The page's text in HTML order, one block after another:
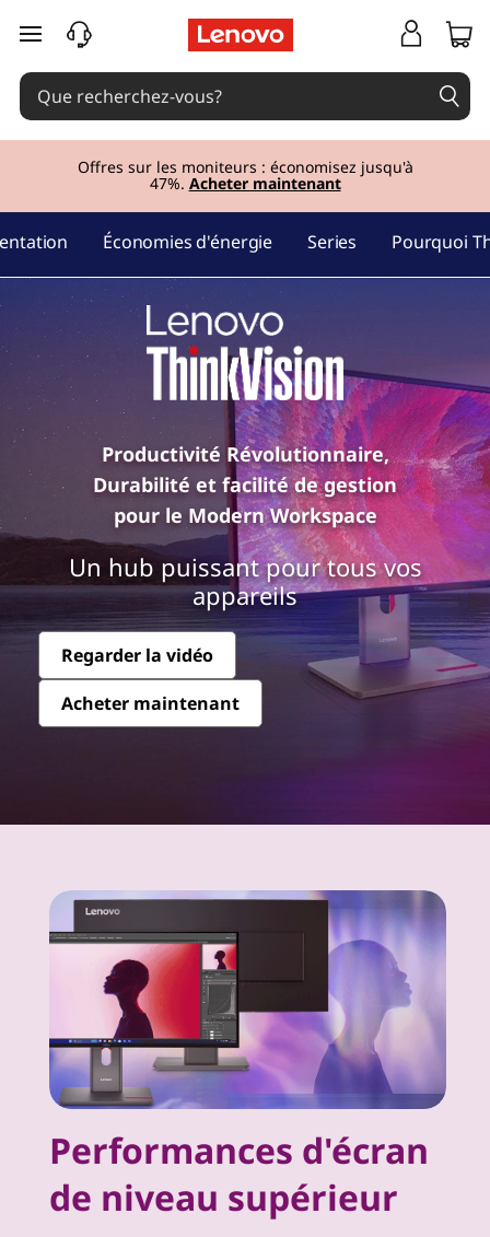
M
o
n
t
e
u
r
s
L
n
o
v
i
passer au contenu principal
Offres sur les moniteurs : économisez jusqu'à
47%. Acheter maintenant
Économies d'énergie Series Pourquoi
Productivité Révolutionnaire,
Durabilité et facilité de gestion
pour le Modern Workspace
Un hub puissant pour tous vos
appareils
Regarder la vidéo
Acheter maintenant
Performances d'écran
de niveau supérieur